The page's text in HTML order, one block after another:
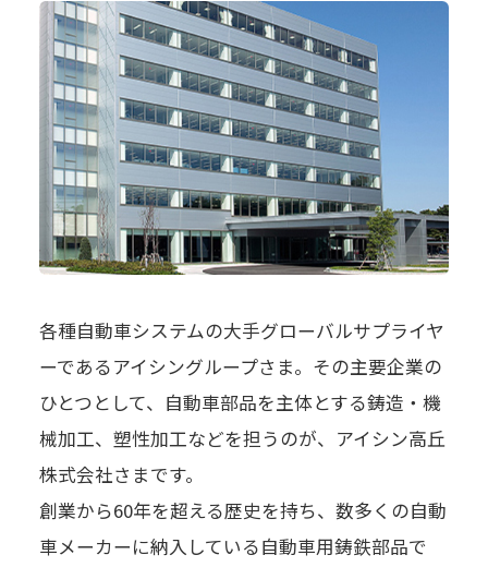
各種自動車システムの大手グローバルサプライヤ
ーであるアイシングループさま。その主要企業の
ひとつとして、自動車部品を主体とする鋳造・機
械加工、塑性加工などを担うのが、アイシン高丘
株式会社さまです。
創業から60年を超える歴史を持ち、数多くの自動
車メーカーに納入している自動車用鋳鉄部品で